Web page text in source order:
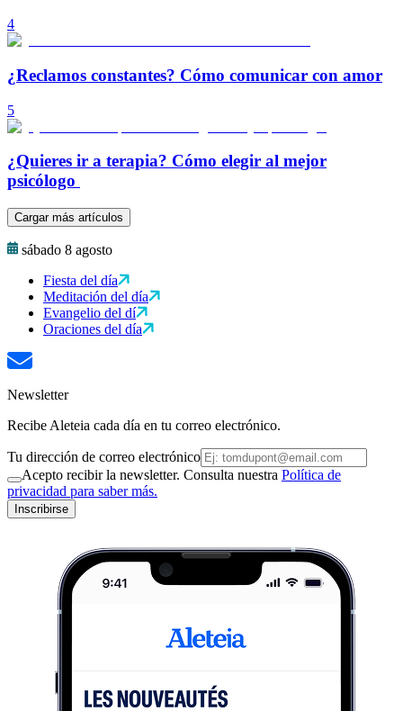
4
¿Reclamos constantes? Cómo comunicar con amor
5
¿Quieres ir a terapia? Cómo elegir al mejor
psicólogo
Cargar más artículos
sábado 8 agosto
Fiesta del día
Meditación del día
Evangelio del dí
Oraciones del día
Newsletter
Recibe Aleteia cada día en tu correo electrónico.
Tu dirección de correo electrónico
Acepto recibir la newsletter. Consulta nuestra Política de
privacidad para saber más.
Inscribirse